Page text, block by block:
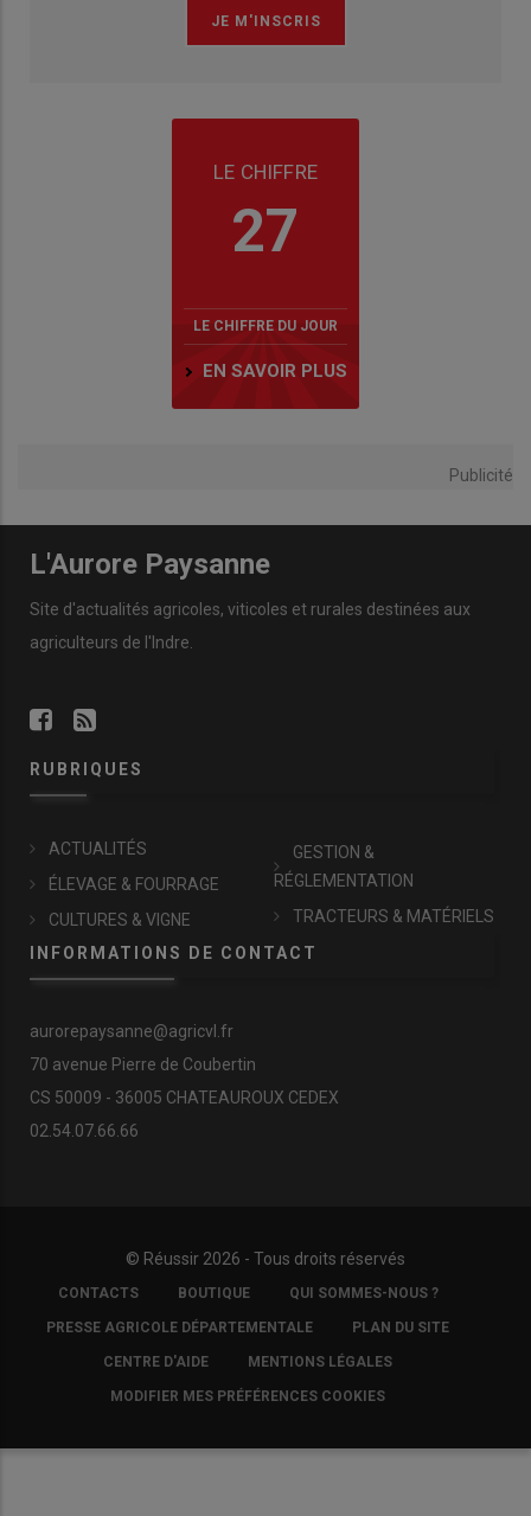
LE CHIFFRE
27
LE CHIFFRE DU JOUR
EN SAVOIR PLUS
Publicité
L'Aurore Paysanne
Site d'actualités agricoles, viticoles et rurales destinées aux
agriculteurs de l'Indre.
RUBRIQUES
ACTUALITÉS
ÉLEVAGE & FOURRAGE
CULTURES & VIGNE
GESTION &
RÉGLEMENTATION
TRACTEURS & MATÉRIELS
INFORMATIONS DE CONTACT
aurorepaysanne@agricvl.fr
70 avenue Pierre de Coubertin
CS 50009 - 36005 CHATEAUROUX CEDEX
02.54.07.66.66
© Réussir 2026 - Tous droits réservés
FOOTER
COPYRIGHT
CONTACTS BOUTIQUE QUI SOMMES-NOUS ?
PRESSE AGRICOLE DÉPARTEMENTALE PLAN DU SITE
CENTRE D'AIDE MENTIONS LÉGALES
MODIFIER MES PRÉFÉRENCES COOKIES